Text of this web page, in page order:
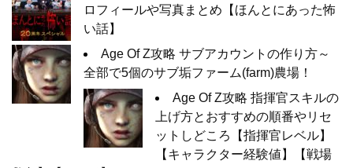
ロフィールや写真まとめ【ほんとにあった怖
い話】
Age Of Z攻略 サブアカウントの作り方～
全部で5個のサブ垢ファーム(farm)農場！
Age Of Z攻略 指揮官スキルの
上げ方とおすすめの順番やリセ
ットしどころ【指揮官レベル】
【キャラクター経験値】【戦場